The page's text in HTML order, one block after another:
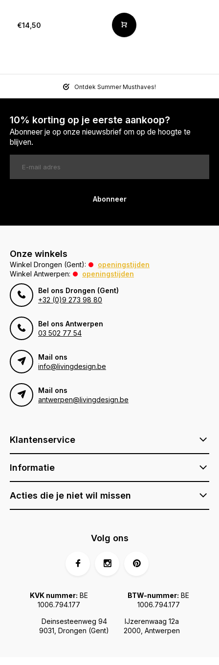
€14,50
Ontdek Summer Musthaves!
10% korting op je eerste aankoop?
Abonneer je op onze nieuwsbrief om op de hoogte te
blijven.
Abonneer
Onze winkels
Winkel Drongen (Gent):
openingstijden
Winkel Antwerpen:
openingstijden
Bel ons Drongen (Gent)
+32 (0)9 273 98 80
Bel ons Antwerpen
03 502 77 54
Mail ons
info@livingdesign.be
Mail ons
antwerpen@livingdesign.be
Klantenservice
Informatie
Acties die je niet wil missen
Deinsesteenweg 94
9031, Drongen (Gent)
IJzerenwaag 12a
2000, Antwerpen
KVK nummer: BE
1006.794.177
BTW-nummer: BE
1006.794.177
Volg ons